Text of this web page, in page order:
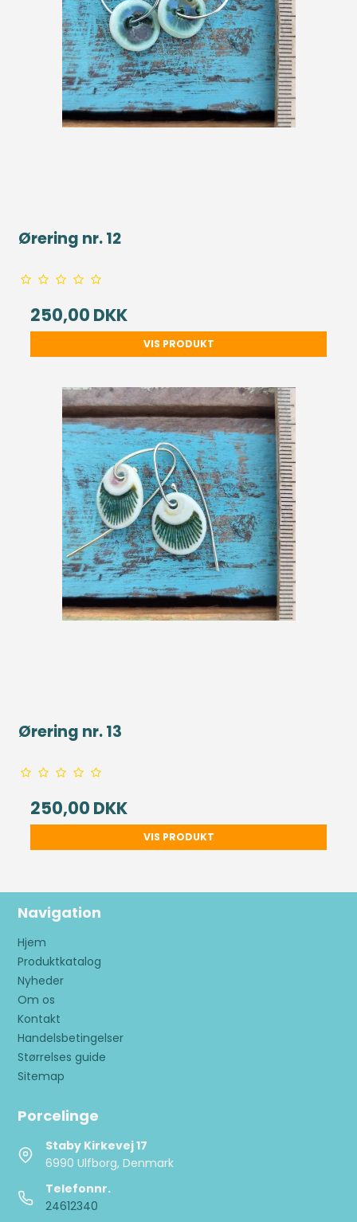
Ørering nr. 12
250,00 DKK
VIS PRODUKT
Ørering nr. 13
250,00 DKK
VIS PRODUKT
Navigation
Hjem
Produktkatalog
Nyheder
Om os
Kontakt
Handelsbetingelser
Størrelses guide
Sitemap
Porcelinge
Staby Kirkevej 17
6990 Ulfborg, Denmark
Telefonnr.
24612340